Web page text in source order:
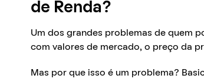
de Renda?
Um dos grandes problemas de quem
com valores de mercado, o preço da
Mas por que isso é um problema?